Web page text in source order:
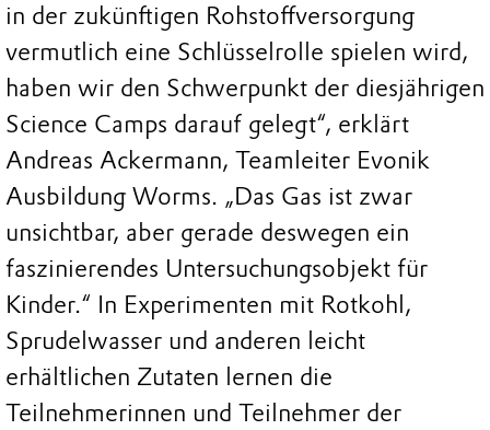
in der zukünftigen Rohstoffversorgung
vermutlich eine Schlüsselrolle spielen wird,
haben wir den Schwerpunkt der diesjährigen
Science Camps darauf gelegt“, erklärt
Andreas Ackermann, Teamleiter Evonik
Ausbildung Worms. „Das Gas ist zwar
unsichtbar, aber gerade deswegen ein
faszinierendes Untersuchungsobjekt für
Kinder.“ In Experimenten mit Rotkohl,
Sprudelwasser und anderen leicht
erhältlichen Zutaten lernen die
Teilnehmerinnen und Teilnehmer der